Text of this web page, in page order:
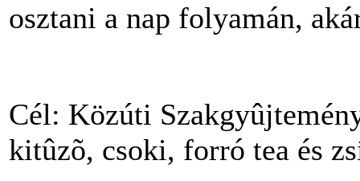
osztani a nap folyamán,
Cél: Közúti
kitûzõ, csoki, forró tea és